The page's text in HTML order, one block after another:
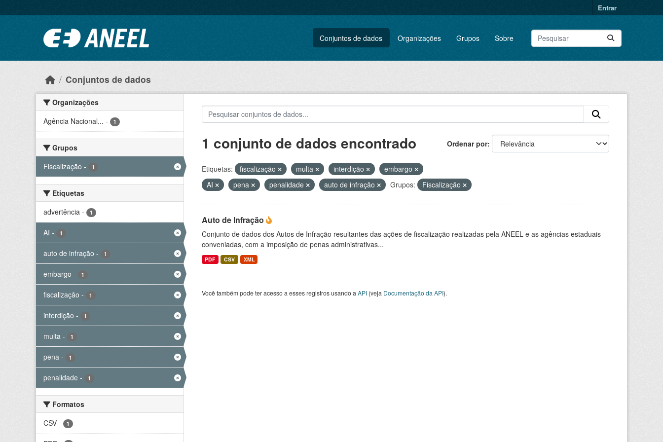
Entrar
Conjuntos de dados Organizações Grupos Sobre
Conjuntos de dados
Organizações
Agência Nacional... - 1
Grupos
Fiscalização - 1
Etiquetas
advertência - 1
AI - 1
auto de infração - 1
embargo - 1
fiscalização - 1
interdição - 1
multa - 1
pena - 1
penalidade - 1
Formatos
CSV - 1
Ordenar por
1 conjunto de dados encontrado
Etiquetas: fiscalização multa interdição
embargo
AI
pena penalidade auto de infração Grupos: Fiscalização
Auto de Infração
Conjunto de dados dos Autos de Infração resultantes das ações de fiscalização realizadas pela ANEEL e as agências estaduais
conveniadas, com a imposição de penas administrativas...
PDF CSV XML
Você também pode ter acesso a esses registros usando a API(veja Documentação da API).